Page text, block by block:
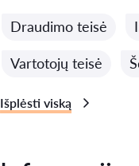
Draudimo teisė
Vartotojų teisė
Išplėsti viską